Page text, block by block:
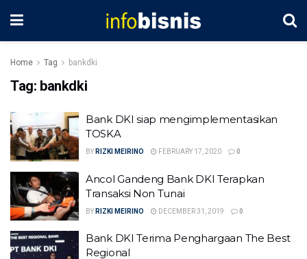
Home Tag bankdki
Tag: bankdki
Bank DKI siap mengimplementasikan
TOSKA
BY RIZKI MEIRINO FEBRUARY 17, 2020 0
Ancol Gandeng Bank DKI Terapkan
Transaksi Non Tunai
BY RIZKI MEIRINO DECEMBER 31, 2019 0
Bank DKI Terima Penghargaan The Best
Regional